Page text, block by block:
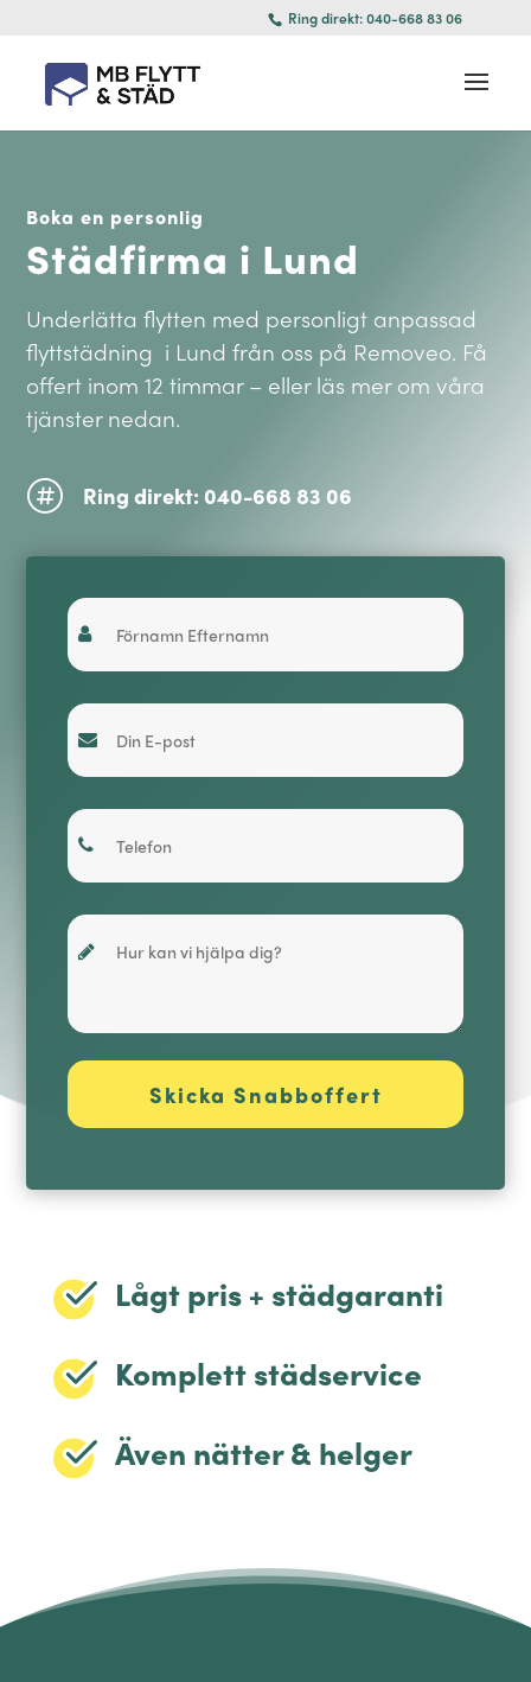
Ring direkt: 040-668 83 06
Boka en personlig
Städfirma i Lund
Underlätta flytten med personligt anpassad
flyttstädning i Lund från oss på Removeo. Få
offert inom 12 timmar – eller läs mer om våra
tjänster nedan.
 Ring direkt: 040-668 83 06
Lågt pris + städgaranti
Komplett städservice
Även nätter & helger